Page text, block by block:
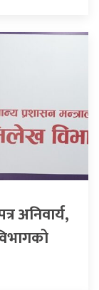
अनिवार्य,